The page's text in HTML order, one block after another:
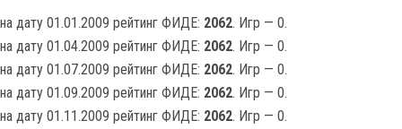
на дату 01.01.2009 рейтинг ФИДЕ: 2062. Игр — 0.
на дату 01.04.2009 рейтинг ФИДЕ: 2062. Игр — 0.
на дату 01.07.2009 рейтинг ФИДЕ: 2062. Игр — 0.
на дату 01.09.2009 рейтинг ФИДЕ: 2062. Игр — 0.
на дату 01.11.2009 рейтинг ФИДЕ: 2062. Игр — 0.